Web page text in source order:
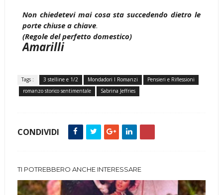
Non chiedetevi mai cosa sta succedendo dietro le
porte chiuse a chiave.
(Regole del perfetto domestico)
Amarilli
Tags : 3 stelline e 1/2 Mondadori I Romanzi
Pensieri e Riflessioni
romanzo storico sentimentale
Sabrina Jeffries
CONDIVIDI
TI POTREBBERO ANCHE INTERESSARE